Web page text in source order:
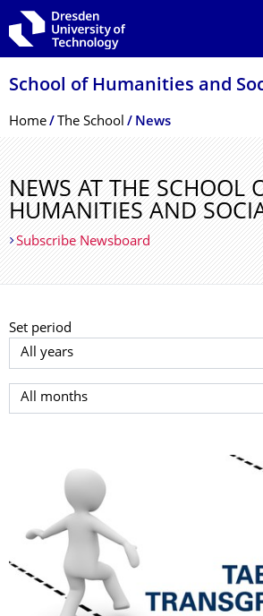
Skip to main navigation
Skip to search
Skip to content
School of Humanities and
Breadcrumb Menu
Home The School News
NEWS AT THE SCHOOL
HUMANITIES AND
Subscribe Newsboard
Set period
Select year
Select month